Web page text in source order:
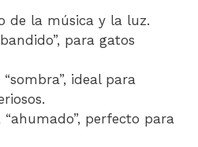
de la música y la luz.
para gatos
ideal para
“ahumado”, perfecto para